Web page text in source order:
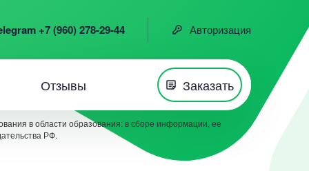
+7 (960) 278-29-44 Авторизация
Отзывы Заказать
в области образования: в сборе информации, ее
РФ.